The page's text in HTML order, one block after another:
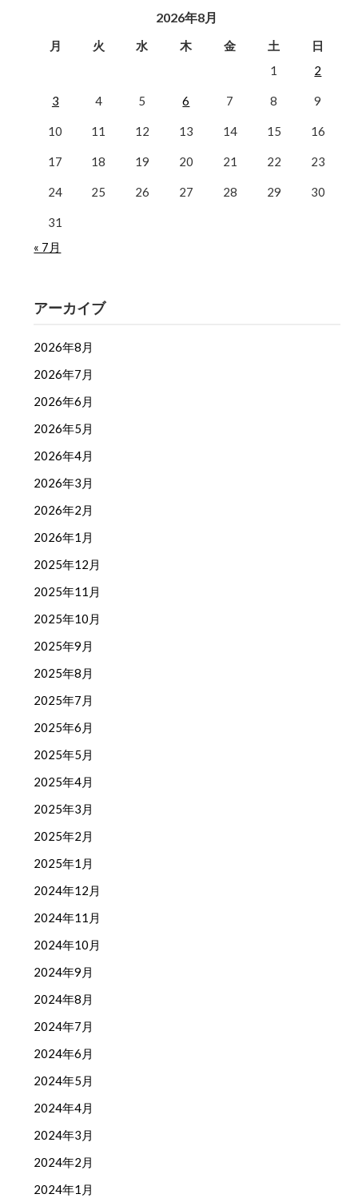
2026年8月
月 火 水 木 金 土
日
1
2
3 4 5 6 7 8 9
10 11 12 13 14 15 16
17 18 19 20 21 22 23
24 25 26 27 28 29 30
31
« 7月
アーカイブ
2026年8月
2026年7月
2026年6月
2026年5月
2026年4月
2026年3月
2026年2月
2026年1月
2025年12月
2025年11月
2025年10月
2025年9月
2025年8月
2025年7月
2025年6月
2025年5月
2025年4月
2025年3月
2025年2月
2025年1月
2024年12月
2024年11月
2024年10月
2024年9月
2024年8月
2024年7月
2024年6月
2024年5月
2024年4月
2024年3月
2024年2月
2024年1月